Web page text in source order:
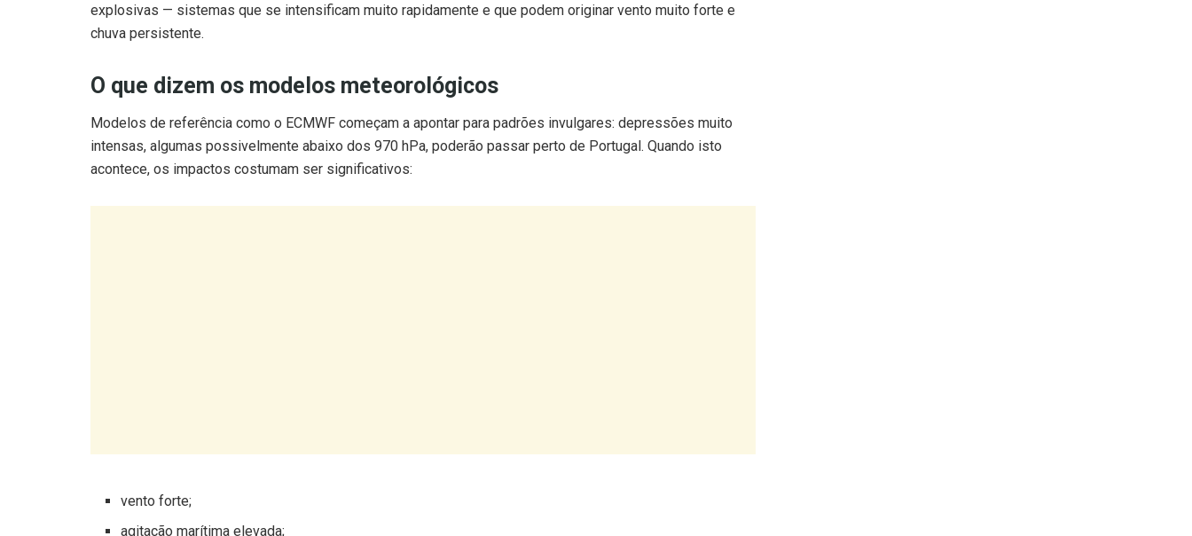
explosivas — sistemas que se intensificam muito rapidamente e que podem originar vento muito forte e
chuva persistente.
O que dizem os modelos meteorológicos
Modelos de referência como o ECMWF começam a apontar para padrões invulgares: depressões muito
intensas, algumas possivelmente abaixo dos 970 hPa, poderão passar perto de Portugal. Quando isto
acontece, os impactos costumam ser significativos:
agitação marítima elevada;
chuva intensa em curtos períodos de tempo;